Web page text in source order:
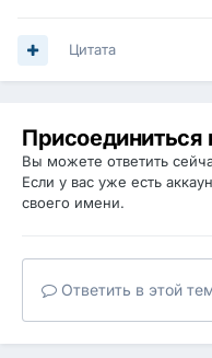
Цитата
Вы можете ответить
Если у вас уже есть
своего имени.
Ответить в этой